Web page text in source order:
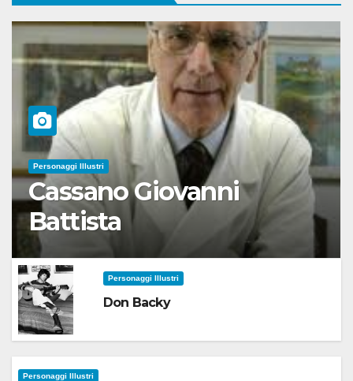
Personaggi Illustri
Cassano Giovanni
Battista
Personaggi Illustri
Don Backy
Personaggi Illustri